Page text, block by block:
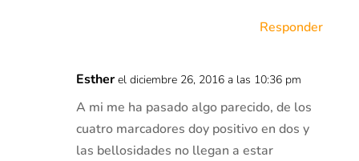
Responder
Esther el diciembre 26, 2016 a las 10:36 pm
A mi me ha pasado algo parecido, de los
cuatro marcadores doy positivo en dos y
las bellosidades no llegan a estar